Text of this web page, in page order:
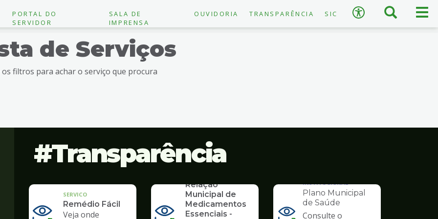
Busca
Acessibilidade
PORTAL DO
SERVIDOR
SALA DE
IMPRENSA
OUVIDORIA TRANSPARÊNCIA SIC ×
de Serviços
os filtros para achar o serviço que procura
Transparência
SERVICO
Remédio Fácil
Veja onde
Relação
Municipal de
Medicamentos
Essenciais -
INSTITUCIONAL
Plano Municipal
de Saúde
Consulte o